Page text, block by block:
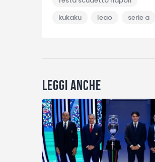
kukaku
leao serie a
Leggi anche